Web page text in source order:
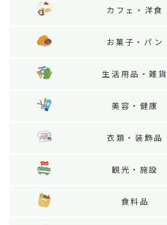
カフェ・洋食
お菓子・パン
生活用品・雑貨
美容・健康
衣類・装飾品
観光・施設
食料品